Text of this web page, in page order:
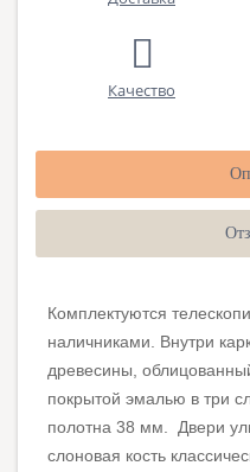
Качество
Комплектуются
наличниками. Внутри
древесины,
покрытой эмалью в три
полотна 38 мм. Двери
слоновая кость